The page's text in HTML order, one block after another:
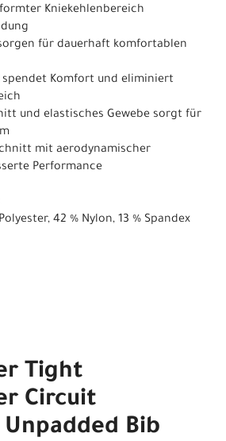
Kniekehlenbereich
für dauerhaft komfortablen
spendet Komfort und eliminiert
und elastisches Gewebe sorgt für
mit aerodynamischer
Performance
42 % Nylon, 13 % Spandex
Tight
Circuit
Bib